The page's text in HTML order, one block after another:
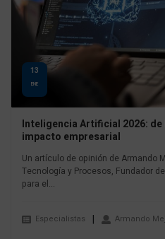
13
ENE
Inteligencia Artificial 2026:
impacto empresarial
Un artículo de opinión de Armando
Tecnología y Procesos, Fundador
para el...
Especialistas Armando